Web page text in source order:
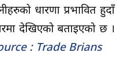
धारणा प्रभावित हुदाँ
देखिएको बताइएको छ ।
: Trade Brians